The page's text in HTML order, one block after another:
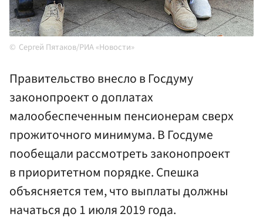
Сергей Пятаков/РИА «Новости»
Правительство внесло в Госдуму
законопроект о доплатах
малообеспеченным пенсионерам cверх
прожиточного минимума. В Госдуме
пообещали рассмотреть законопроект
в приоритетном порядке. Спешка
объясняется тем, что выплаты должны
начаться до 1 июля 2019 года.